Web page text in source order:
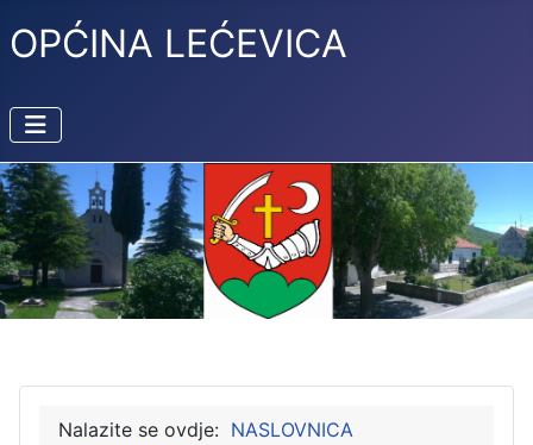
OPĆINA LEĆEVICA
Nalazite se ovdje: NASLOVNICA